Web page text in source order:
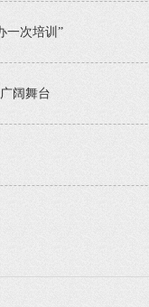
一次培训”
阔舞台